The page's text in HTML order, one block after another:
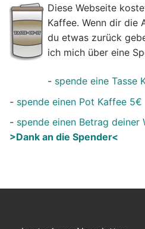
Diese Webseite
Kaffee. Wenn dir die
du etwas zurück
ich mich über eine
- spende eine Tasse
- spende einen Pot Kaffee 5€
- spende einen Betrag deiner
>Dank an die Spender<